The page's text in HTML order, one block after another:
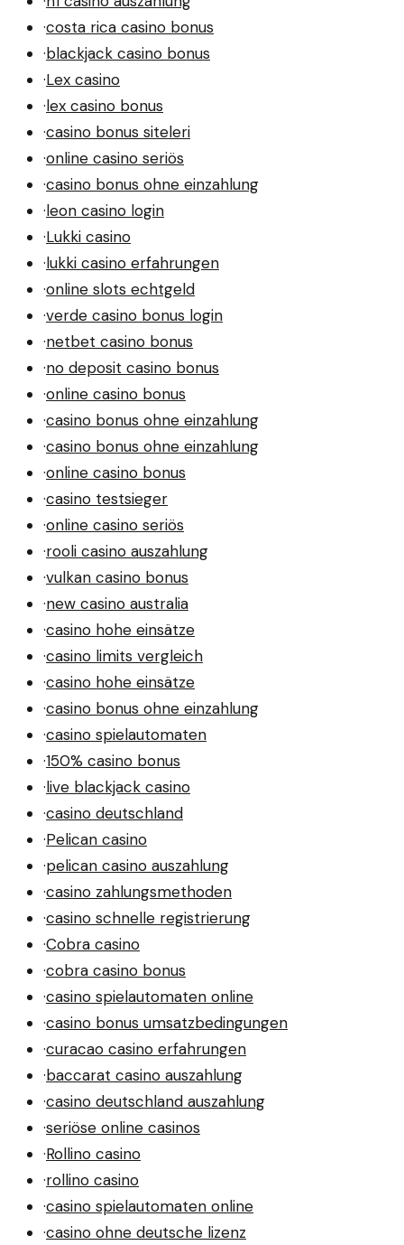
·costa rica casino bonus
·blackjack casino bonus
·Lex casino
·lex casino bonus
·casino bonus siteleri
·online casino seriös
·casino bonus ohne einzahlung
·leon casino login
·Lukki casino
·lukki casino erfahrungen
·online slots echtgeld
·verde casino bonus login
·netbet casino bonus
·no deposit casino bonus
·online casino bonus
·casino bonus ohne einzahlung
·casino bonus ohne einzahlung
·online casino bonus
·casino testsieger
·online casino seriös
·rooli casino auszahlung
·vulkan casino bonus
·new casino australia
·casino hohe einsätze
·casino limits vergleich
·casino hohe einsätze
·casino bonus ohne einzahlung
·casino spielautomaten
·150% casino bonus
·live blackjack casino
·casino deutschland
·Pelican casino
·pelican casino auszahlung
·casino zahlungsmethoden
·casino schnelle registrierung
·Cobra casino
·cobra casino bonus
·casino spielautomaten online
·casino bonus umsatzbedingungen
·curacao casino erfahrungen
·baccarat casino auszahlung
·casino deutschland auszahlung
·seriöse online casinos
·Rollino casino
·rollino casino
·casino spielautomaten online
·casino ohne deutsche lizenz